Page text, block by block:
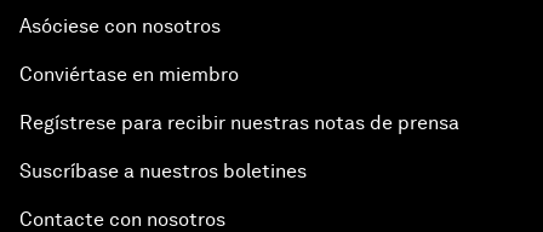
Asóciese con nosotros
Conviértase en miembro
Regístrese para recibir nuestras notas de prensa
Suscríbase a nuestros boletines
Contacte con nosotros